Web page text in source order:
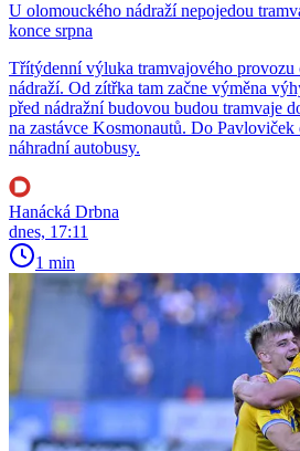
U olomouckého nádraží nepojedou
konce srpna
Třítýdenní výluka tramvajového provozu
nádraží. Od zítřka tam začne výměna
před nádražní budovou budou tramvaje
na zastávce Kosmonautů. Do
náhradní autobusy.
Hanácká Drbna
dnes, 17:11
1 min